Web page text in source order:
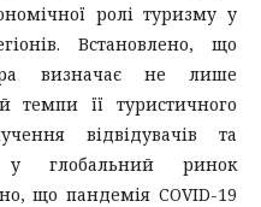
ролі туризму у
Встановлено, що
визначає не лише
темпи її туристичного
відвідувачів та
у глобальний ринок
що пандемія COVID-19